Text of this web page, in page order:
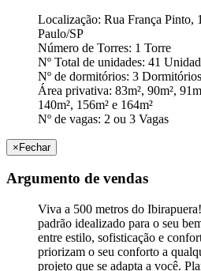
Localização: Rua França Pinto,
Paulo/SP
Número de Torres: 1 Torre
Nº Total de unidades: 41
Nº de dormitórios: 3
Área privativa: 83m², 90m²,
140m², 156m² e 164m²
Nº de vagas: 2 ou 3 Vagas
×Fechar
Argumento de vendas
Viva a 500 metros do
padrão idealizado para o seu
entre estilo, sofisticação e
priorizam o seu conforto a
projeto que se adapta a você.